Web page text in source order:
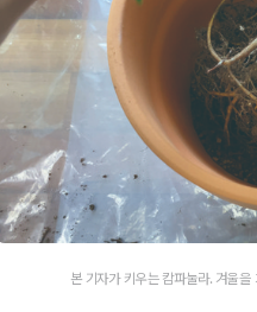
본 기자가 키우는 캄파눌라. 겨울